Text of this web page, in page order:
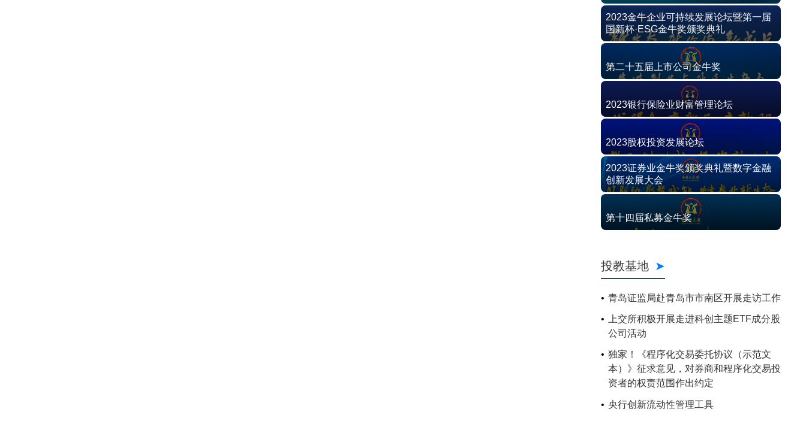
2023金牛企业可持续发展论坛暨第一届
国新杯·ESG金牛奖颁奖典礼
第二十五届上市公司金牛奖
2023银行保险业财富管理论坛
2023股权投资发展论坛
2023证券业金牛奖颁奖典礼暨数字金融
创新发展大会
第十四届私募金牛奖
投教基地
青岛证监局赴青岛市市南区开展走访工作
上交所积极开展走进科创主题ETF成分股
公司活动
独家！《程序化交易委托协议（示范文
本）》征求意见，对券商和程序化交易投
资者的权责范围作出约定
央行创新流动性管理工具